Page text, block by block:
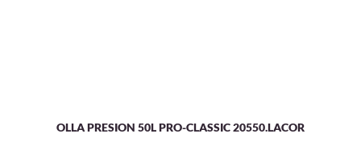
OLLA PRESION 50L PRO-CLASSIC 20550.LACOR